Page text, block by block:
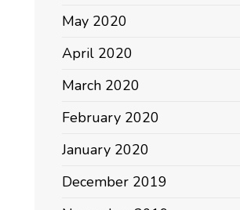
May 2020
April 2020
March 2020
February 2020
January 2020
December 2019